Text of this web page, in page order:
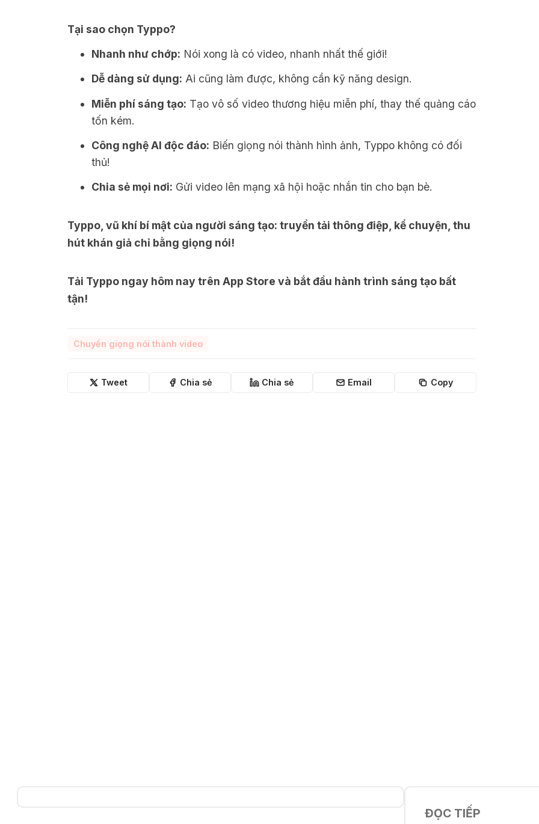
Tại sao chọn Typpo?
Nhanh như chớp: Nói xong là có video, nhanh nhất thế giới!
Dễ dàng sử dụng: Ai cũng làm được, không cần kỹ năng design.
Miễn phí sáng tạo: Tạo vô số video thương hiệu miễn phí, thay thế quảng cáo
tốn kém.
Công nghệ AI độc đáo: Biến giọng nói thành hình ảnh, Typpo không có đối
thủ!
Chia sẻ mọi nơi: Gửi video lên mạng xã hội hoặc nhắn tin cho bạn bè.
Typpo, vũ khí bí mật của người sáng tạo: truyền tải thông điệp, kể chuyện, thu
hút khán giả chỉ bằng giọng nói!
Tải Typpo ngay hôm nay trên App Store và bắt đầu hành trình sáng tạo bất
tận!
Chuyển giọng nói thành video
Tweet Chia sẻ Chia sẻ Email Copy
ĐỌC TIẾP